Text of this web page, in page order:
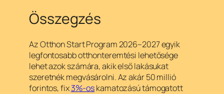
Összegzés
Az Otthon Start Program 2026–2027 egyik
legfontosabb otthonteremtési lehetősége
lehet azok számára, akik első lakásukat
szeretnék megvásárolni. Az akár 50 millió
forintos, fix3%-oskamatozású támogatott